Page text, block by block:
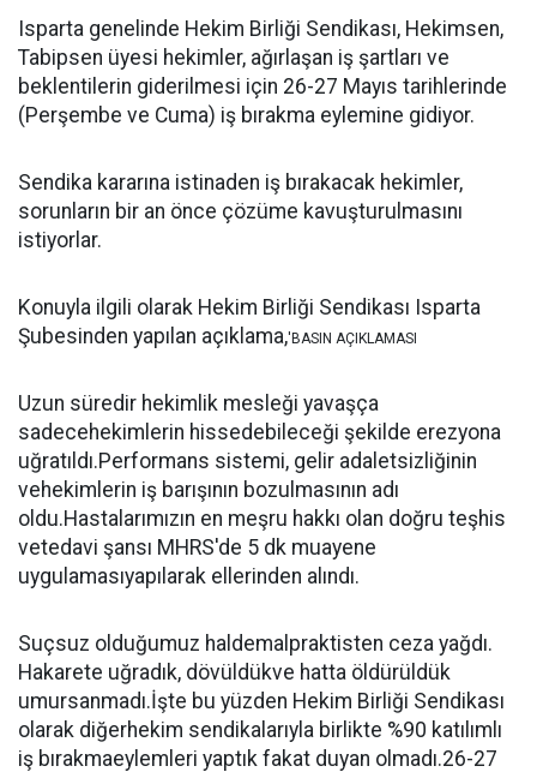
Isparta genelinde Hekim Birliği Sendikası, Hekimsen,
Tabipsen üyesi hekimler, ağırlaşan iş şartları ve
beklentilerin giderilmesi için 26-27 Mayıs tarihlerinde
(Perşembe ve Cuma) iş bırakma eylemine gidiyor.
Sendika kararına istinaden iş bırakacak hekimler,
sorunların bir an önce çözüme kavuşturulmasını
istiyorlar.
Konuyla ilgili olarak Hekim Birliği Sendikası Isparta
Şubesinden yapılan açıklama,'BASIN AÇIKLAMASI
Uzun süredir hekimlik mesleği yavaşça
sadecehekimlerin hissedebileceği şekilde erezyona
uğratıldı.Performans sistemi, gelir adaletsizliğinin
vehekimlerin iş barışının bozulmasının adı
oldu.Hastalarımızın en meşru hakkı olan doğru teşhis
vetedavi şansı MHRS'de 5 dk muayene
uygulamasıyapılarak ellerinden alındı.
Suçsuz olduğumuz haldemalpraktisten ceza yağdı.
Hakarete uğradık, dövüldükve hatta öldürüldük
umursanmadı.İşte bu yüzden Hekim Birliği Sendikası
olarak diğerhekim sendikalarıyla birlikte %90 katılımlı
iş bırakmaeylemleri yaptık fakat duyan olmadı.26-27